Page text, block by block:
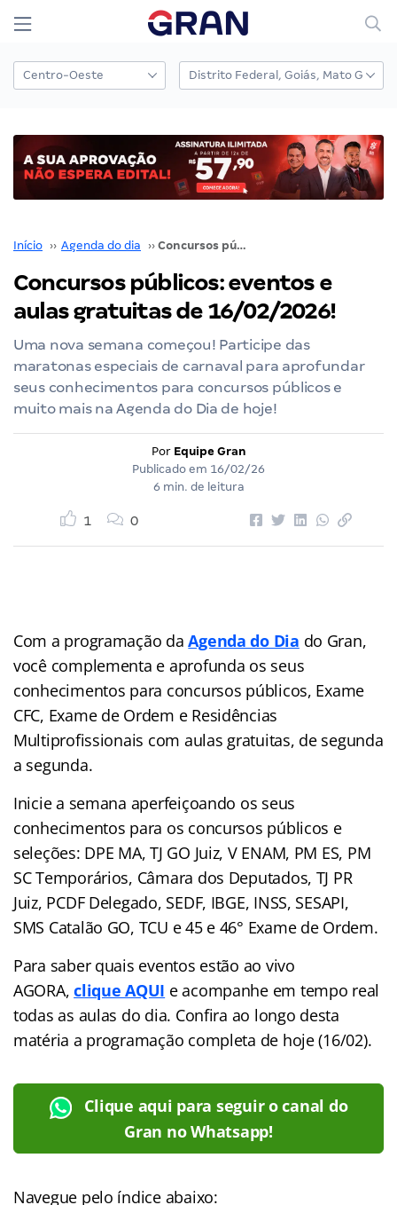
Início ›› Agenda do dia ›› Concursos públicos: eventos e aulas gratuitas de 16/02/2026!
Concursos públicos: eventos e
aulas gratuitas de 16/02/2026!
Uma nova semana começou! Participe das
maratonas especiais de carnaval para aprofundar
seus conhecimentos para concursos públicos e
muito mais na Agenda do Dia de hoje!
Por Equipe Gran
Publicado em 16/02/26
6 min. de leitura
1 0
Com a programação daAgenda do Dia do Gran,
você complementa e aprofunda os seus
conhecimentos para concursos públicos, Exame
CFC, Exame de Ordem e Residências
Multiprofissionais com aulas gratuitas, de segunda
a segunda.
Inicie a semana aperfeiçoando os seus
conhecimentos para os concursos públicos e
seleções: DPE MA, TJ GO Juiz, V ENAM, PM ES, PM
SC Temporários, Câmara dos Deputados, TJ PR
Juiz, PCDF Delegado, SEDF, IBGE, INSS, SESAPI,
SMS Catalão GO, TCU e 45 e 46° Exame de Ordem.
Para saber quais eventos estão ao vivo
AGORA,clique AQUI e acompanhe em tempo real
todas as aulas do dia. Confira ao longo desta
matéria a programação completa de hoje (16/02).
Clique aqui para seguir o canal do
Gran no Whatsapp!
Navegue pelo índice abaixo: